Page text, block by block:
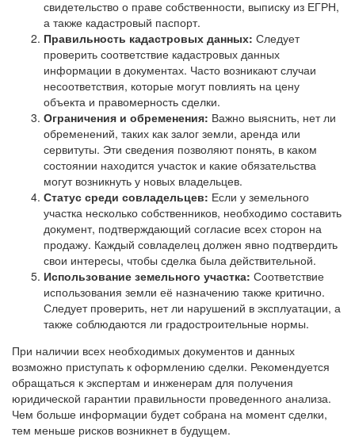
свидетельство о праве собственности, выписку из ЕГРН,
а также кадастровый паспорт.
Правильность кадастровых данных: Следует
проверить соответствие кадастровых данных
информации в документах. Часто возникают случаи
несоответствия, которые могут повлиять на цену
объекта и правомерность сделки.
Ограничения и обременения: Важно выяснить, нет ли
обременений, таких как залог земли, аренда или
сервитуты. Эти сведения позволяют понять, в каком
состоянии находится участок и какие обязательства
могут возникнуть у новых владельцев.
Статус среди совладельцев: Если у земельного
участка несколько собственников, необходимо составить
документ, подтверждающий согласие всех сторон на
продажу. Каждый совладелец должен явно подтвердить
свои интересы, чтобы сделка была действительной.
Использование земельного участка: Соответствие
использования земли её назначению также критично.
Следует проверить, нет ли нарушений в эксплуатации, а
также соблюдаются ли градостроительные нормы.
При наличии всех необходимых документов и данных
возможно приступать к оформлению сделки. Рекомендуется
обращаться к экспертам и инженерам для получения
юридической гарантии правильности проведенного анализа.
Чем больше информации будет собрана на момент сделки,
тем меньше рисков возникнет в будущем.